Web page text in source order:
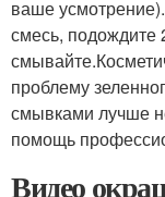
ваше
смесь, подождите
проблему
смывками лучше
помощь
Видео